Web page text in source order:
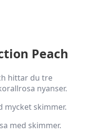
Peach
hittar du tre
nyanser.
mycket skimmer.
med skimmer.